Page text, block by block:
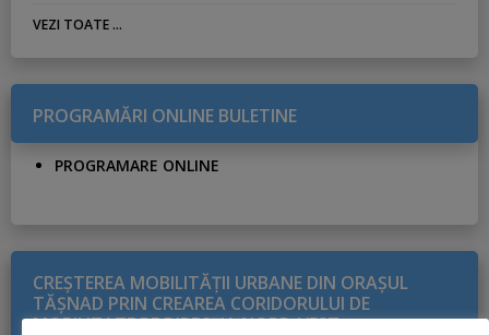
VEZI TOATE ...
PROGRAMĂRI ONLINE BULETINE
PROGRAMARE ONLINE
CREŞTEREA MOBILITĂŢII URBANE DIN ORAŞUL
TĂŞNAD PRIN CREAREA CORIDORULUI DE
MOBILITATE PE DIRECŢIA NORD-VEST